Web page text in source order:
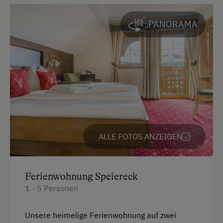
Getränkeerwerb im Haus
Heizung
Kaffeemaschine
Mikrowelle
Reinigungsausstattung im Hotel
Toilette
Wasserkocher
ALLE FOTOS ANZEIGEN
PANORAMA
Ferienwohnung Speiereck
1 - 5 Personen
Unsere heimelige Ferienwohnung auf zwei